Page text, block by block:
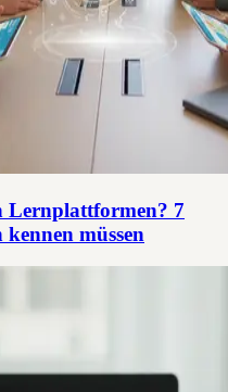
Lernplattformen? 7
müssen